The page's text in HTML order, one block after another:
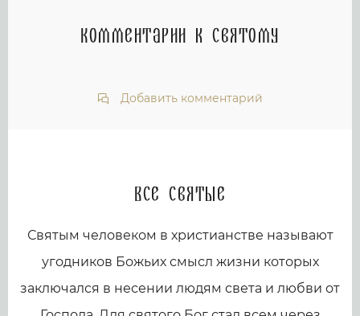
Комментарии к святому
Добавить комментарий
Все святые
Святым человеком в христианстве называют
угодников Божьих смысл жизни которых
заключался в несении людям света и любви от